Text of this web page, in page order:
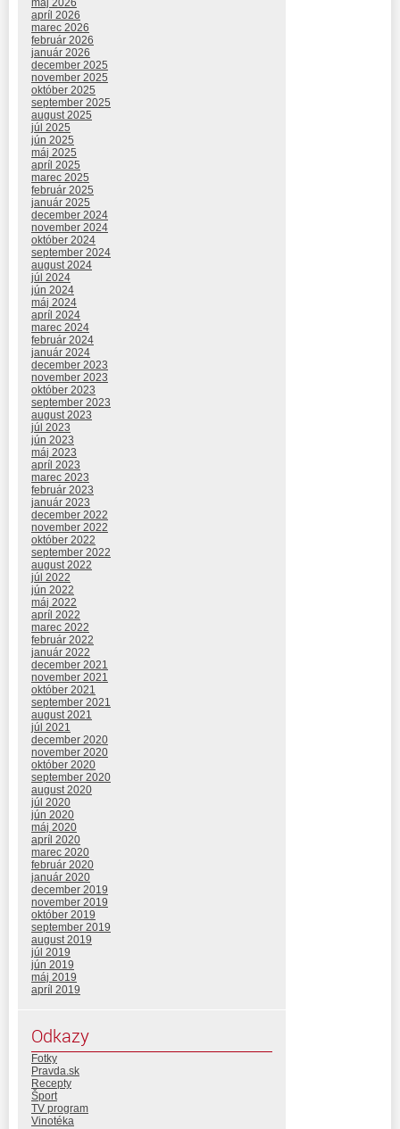
máj 2026
apríl 2026
marec 2026
február 2026
január 2026
december 2025
november 2025
október 2025
september 2025
august 2025
júl 2025
jún 2025
máj 2025
apríl 2025
marec 2025
február 2025
január 2025
december 2024
november 2024
október 2024
september 2024
august 2024
júl 2024
jún 2024
máj 2024
apríl 2024
marec 2024
február 2024
január 2024
december 2023
november 2023
október 2023
september 2023
august 2023
júl 2023
jún 2023
máj 2023
apríl 2023
marec 2023
február 2023
január 2023
december 2022
november 2022
október 2022
september 2022
august 2022
júl 2022
jún 2022
máj 2022
apríl 2022
marec 2022
február 2022
január 2022
december 2021
november 2021
október 2021
september 2021
august 2021
júl 2021
december 2020
november 2020
október 2020
september 2020
august 2020
júl 2020
jún 2020
máj 2020
apríl 2020
marec 2020
február 2020
január 2020
december 2019
november 2019
október 2019
september 2019
august 2019
júl 2019
jún 2019
máj 2019
apríl 2019
Odkazy
Fotky
Pravda.sk
Recepty
Šport
TV program
Vinotéka